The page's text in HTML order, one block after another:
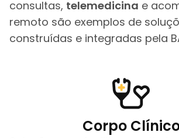
consultas, telemedicina e
remoto são exemplos de
construídas e integradas pela
Corpo